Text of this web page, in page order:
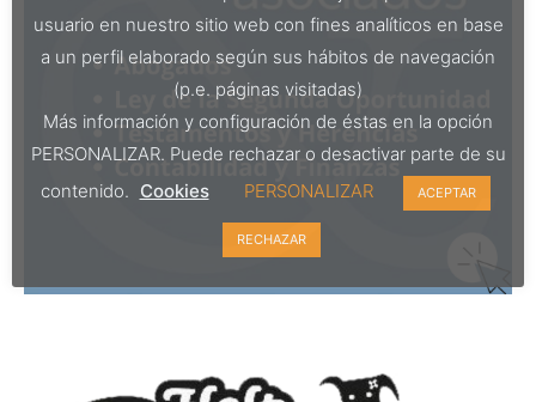
usuario en nuestro sitio web con fines analíticos en base
a un perfil elaborado según sus hábitos de navegación
(p.e. páginas visitadas)
Más información y configuración de éstas en la opción
PERSONALIZAR. Puede rechazar o desactivar parte de su
contenido. Cookies PERSONALIZAR ACEPTAR
RECHAZAR